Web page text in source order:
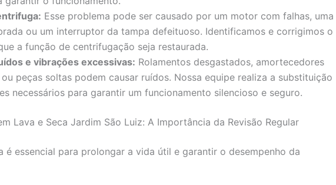
Esse problema pode ser causado por um motor com falhas, uma
ou um interruptor da tampa defeituoso. Identificamos e corrigimos o
a função de centrifugação seja restaurada.
e vibrações excessivas: Rolamentos desgastados, amortecedores
peças soltas podem causar ruídos. Nossa equipe realiza a substituição
necessários para garantir um funcionamento silencioso e seguro.
Lava e Seca Jardim São Luiz: A Importância da Revisão Regular
é essencial para prolongar a vida útil e garantir o desempenho da